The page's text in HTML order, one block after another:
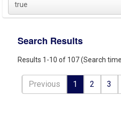
true
Search Results
Results 1-10 of 107 (Search
Previous 1 2 3